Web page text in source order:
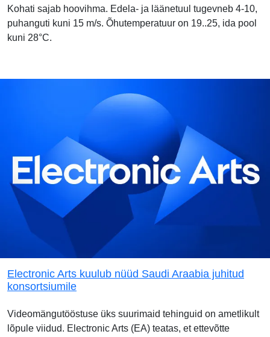
Kohati sajab hoovihma. Edela- ja läänetuul tugevneb 4-10,
puhanguti kuni 15 m/s. Õhutemperatuur on 19..25, ida pool
kuni 28°C.
Electronic Arts kuulub nüüd Saudi Araabia juhitud
konsortsiumile
Videomängutööstuse üks suurimaid tehinguid on ametlikult
lõpule viidud. Electronic Arts (EA) teatas, et ettevõtte